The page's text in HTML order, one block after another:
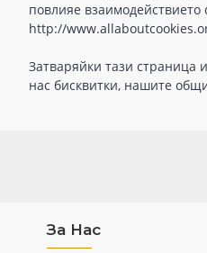
повлияе
http://
Затваряйки тази страница
нас бисквитки, нашите
За Нас